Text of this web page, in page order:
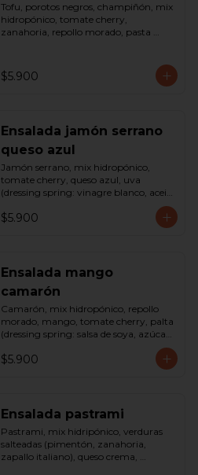
Tofu, porotos negros, champiñón, mix
hidropónico, tomate cherry,
zanahoria, repollo morado, pasta
dressing: vinagreta, mostaza (vinagre
blanco, mostaza, azúcar). Bowl.
$5.900
Ensalada jamón serrano
queso azul
Jamón serrano, mix hidropónico,
tomate cherry, queso azul, uva
(dressing spring: vinagre blanco, aceite
$5.900
Ensalada mango
camarón
Camarón, mix hidropónico, repollo
morado, mango, tomate cherry, palta
(dressing spring: salsa de soya, azúcar,
$5.900
Ensalada pastrami
Pastrami, mix hidripónico, verduras
salteadas (pimentón, zanahoria,
zapallo italiano), queso crema,